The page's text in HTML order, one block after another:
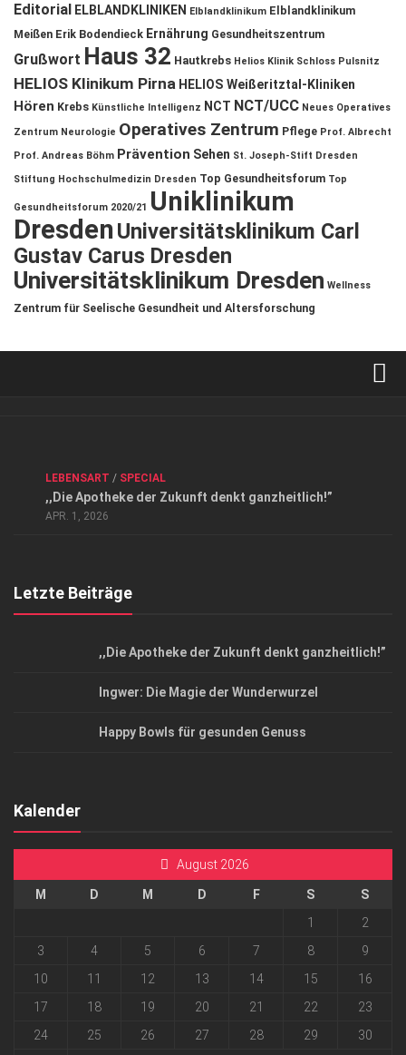
Editorial ELBLANDKLINIKEN Elblandklinikum Elblandklinikum
Meißen Erik Bodendieck Ernährung Gesundheitszentrum
Grußwort Haus 32 Hautkrebs Helios Klinik Schloss Pulsnitz
HELIOS Klinikum Pirna HELIOS Weißeritztal-Kliniken
Hören Krebs Künstliche Intelligenz NCT NCT/UCC Neues Operatives
Zentrum Neurologie Operatives Zentrum Pflege Prof. Albrecht
Prof. Andreas Böhm Prävention Sehen St. Joseph-Stift Dresden
Stiftung Hochschulmedizin Dresden Top Gesundheitsforum Top
Gesundheitsforum 2020/21 Uniklinikum
DresdenUniversitätsklinikum Carl
Gustav Carus Dresden
Universitätsklinikum Dresden Wellness
Zentrum für Seelische Gesundheit und Altersforschung
Datenschutzerklärung
Top Magazin Dresden / Ostsachsen
LEBENSART / SPECIAL
,,Die Apotheke der Zukunft denkt ganzheitlich!”
APR. 1, 2026
Letzte Beiträge
,,Die Apotheke der Zukunft denkt ganzheitlich!”
Ingwer: Die Magie der Wunderwurzel
Happy Bowls für gesunden Genuss
Kalender
August 2026
M D M D F S
S
1
2
3
4 5 6 7 8
9
10
11 12 13 14 15
16
17
18 19 20 21 22
23
24
25 26 27 28 29 30